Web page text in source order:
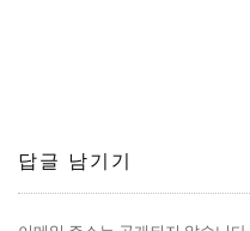
답글 남기기